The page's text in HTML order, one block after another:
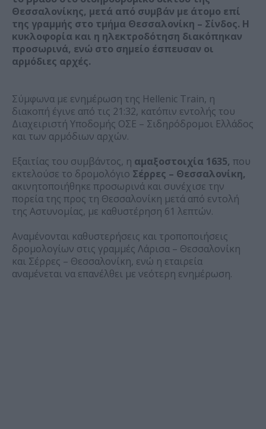
Θεσσαλονίκης, μετά από συμβάν με άτομο επί
της γραμμής στο τμήμα Θεσσαλονίκη – Σίνδος. Η
κυκλοφορία και η ηλεκτροδότηση διακόπηκαν
προσωρινά, ενώ στο σημείο έσπευσαν οι
αρμόδιες αρχές.
Σύμφωνα με ενημέρωση της Hellenic Train, η
διακοπή έγινε από τις 21:32, κατόπιν εντολής του
Διαχειριστή Υποδομής ΟΣΕ – Σιδηρόδρομοι Ελλάδος
και των αρμόδιων αρχών.
Εξαιτίας του συμβάντος, η αμαξοστοιχία 1635, που
εκτελούσε το δρομολόγιο Σέρρες – Θεσσαλονίκη,
ακινητοποιήθηκε προσωρινά και συνέχισε την
πορεία της προς τη Θεσσαλονίκη μετά από εντολή
της Αστυνομίας, με καθυστέρηση 61 λεπτών.
Αναμένονται καθυστερήσεις και τροποποιήσεις
δρομολογίων στις γραμμές Λάρισα – Θεσσαλονίκη
και Σέρρες – Θεσσαλονίκη, ενώ η εταιρεία
αναμένεται να επανέλθει με νεότερη ενημέρωση.